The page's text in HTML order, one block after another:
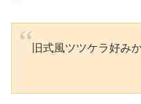
旧式風ツツケラ好み